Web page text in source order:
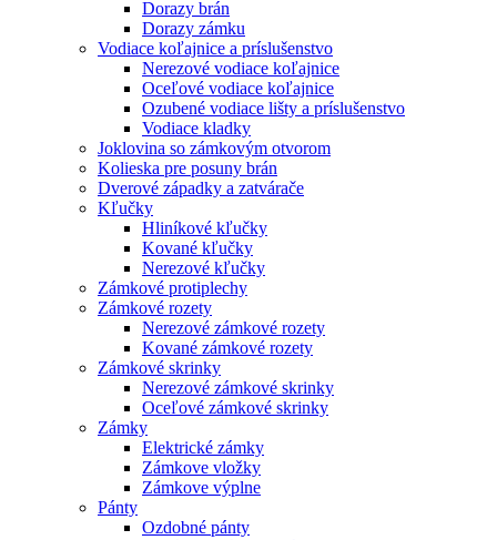
Dorazy brán
Dorazy zámku
Vodiace koľajnice a príslušenstvo
Nerezové vodiace koľajnice
Oceľové vodiace koľajnice
Ozubené vodiace lišty a príslušenstvo
Vodiace kladky
Joklovina so zámkovým otvorom
Kolieska pre posuny brán
Dverové západky a zatvárače
Kľučky
Hliníkové kľučky
Kované kľučky
Nerezové kľučky
Zámkové protiplechy
Zámkové rozety
Nerezové zámkové rozety
Kované zámkové rozety
Zámkové skrinky
Nerezové zámkové skrinky
Oceľové zámkové skrinky
Zámky
Elektrické zámky
Zámkove vložky
Zámkove výplne
Pánty
Ozdobné pánty